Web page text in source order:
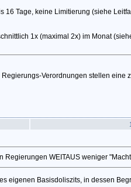
16 Tage, keine Limitierung (siehe
1x (maximal 2x) im Monat
Verordnungen stellen eine
Regierungen WEITAUS weniger
eigenen Basisdoliszits, in dessen